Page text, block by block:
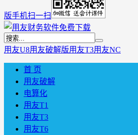
版手机扫一扫
用友U8用友破解版用友T3用友NC
首 页
用友破解
电算化
用友T1
用友T3
用友T6